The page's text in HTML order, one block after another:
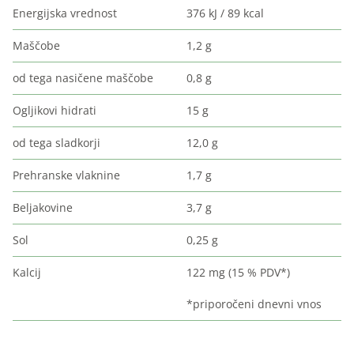
Energijska vrednost 376 kJ / 89 kcal
Maščobe 1,2 g
od tega nasičene maščobe 0,8 g
Ogljikovi hidrati 15 g
od tega sladkorji 12,0 g
Prehranske vlaknine 1,7 g
Beljakovine 3,7 g
Sol 0,25 g
Kalcij 122 mg (15 % PDV*)
*priporočeni dnevni vnos